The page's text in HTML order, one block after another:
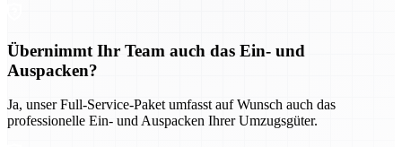
Übernimmt Ihr Team auch das Ein- und
Auspacken?
Ja, unser Full-Service-Paket umfasst auf Wunsch auch das
professionelle Ein- und Auspacken Ihrer Umzugsgüter.